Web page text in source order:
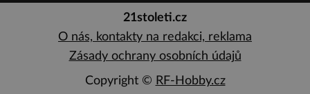
21stoleti.cz
O nás, kontakty na redakci, reklama
Zásady ochrany osobních údajů
Copyright © RF-Hobby.cz